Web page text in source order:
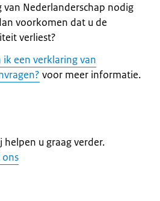
van Nederlanderschap nodig
voorkomen dat u de
verliest?
ik een verklaring van
voor meer informatie.
u graag verder.